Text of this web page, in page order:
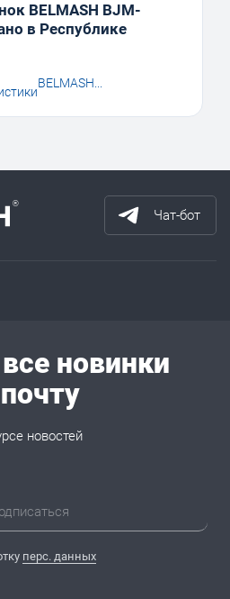
BELMASH BJM-
в Республике
BELMASH...
Чат-бот
новинки
новостей
перс. данных